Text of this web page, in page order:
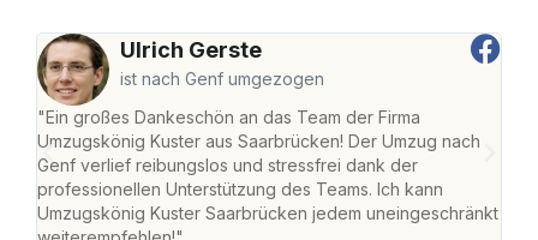
Ulrich Gerste
ist nach Genf umgezogen
"Ein großes Dankeschön an das Team der Firma
Umzugskönig Kuster aus Saarbrücken! Der Umzug nach
Genf verlief reibungslos und stressfrei dank der
professionellen Unterstützung des Teams. Ich kann
Umzugskönig Kuster Saarbrücken jedem uneingeschränkt